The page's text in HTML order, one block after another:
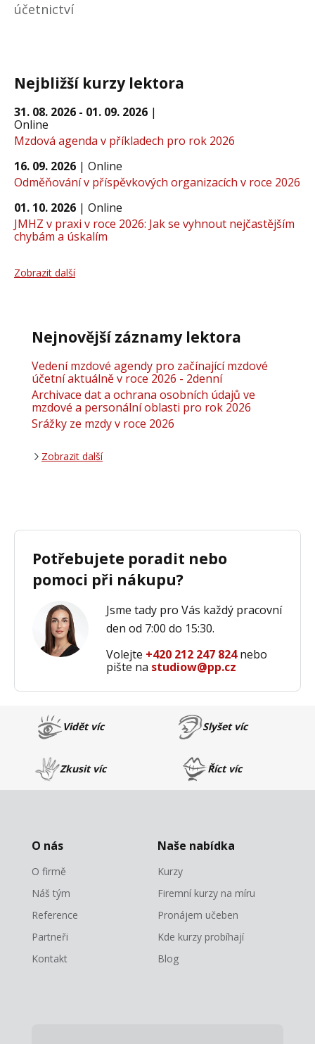
účetnictví
Nejbližší kurzy lektora
31. 08. 2026 - 01. 09. 2026 |
Online
Mzdová agenda v příkladech pro rok 2026
16. 09. 2026 | Online
Odměňování v příspěvkových organizacích v roce 2026
01. 10. 2026 | Online
JMHZ v praxi v roce 2026: Jak se vyhnout nejčastějším
chybám a úskalím
Zobrazit další
Nejnovější záznamy lektora
Vedení mzdové agendy pro začínající mzdové
účetní aktuálně v roce 2026 - 2denní
Archivace dat a ochrana osobních údajů ve
mzdové a personální oblasti pro rok 2026
Srážky ze mzdy v roce 2026
Zobrazit další
Potřebujete poradit nebo
pomoci při nákupu?
Jsme tady pro Vás každý pracovní
den od 7:00 do 15:30.
Volejte +420 212 247 824nebo
pište na studiow@pp.cz
Vidět víc Slyšet víc
Zkusit víc Říct víc
O nás
O firmě
Náš tým
Reference
Partneři
Kontakt
Naše nabídka
Kurzy
Firemní kurzy na míru
Pronájem učeben
Kde kurzy probíhají
Blog